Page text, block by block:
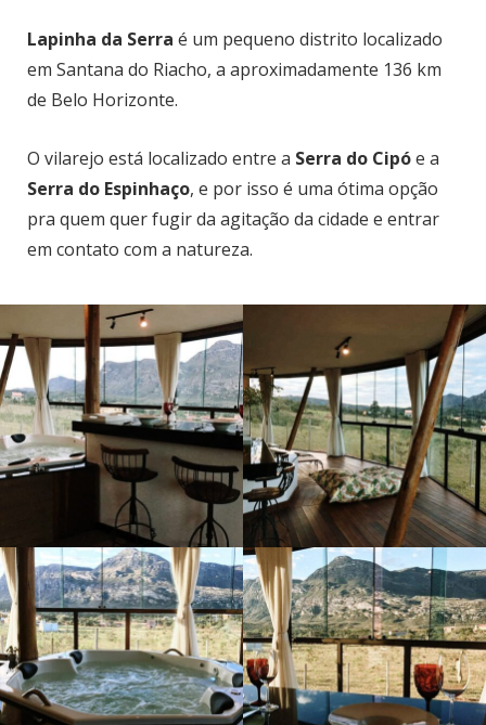
Lapinha da Serra é um pequeno distrito localizado
em Santana do Riacho, a aproximadamente 136 km
de Belo Horizonte.
O vilarejo está localizado entre a Serra do Cipóe a
Serra do Espinhaço, e por isso é uma ótima opção
pra quem quer fugir da agitação da cidade e entrar
em contato com a natureza.